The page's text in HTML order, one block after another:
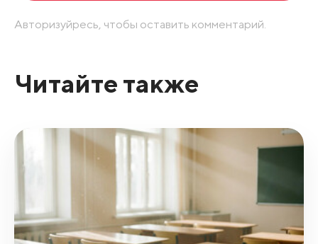
Авторизуйресь, чтобы оставить комментарий.
Читайте также